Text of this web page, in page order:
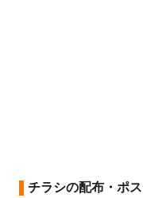
チラシの配布・ポ